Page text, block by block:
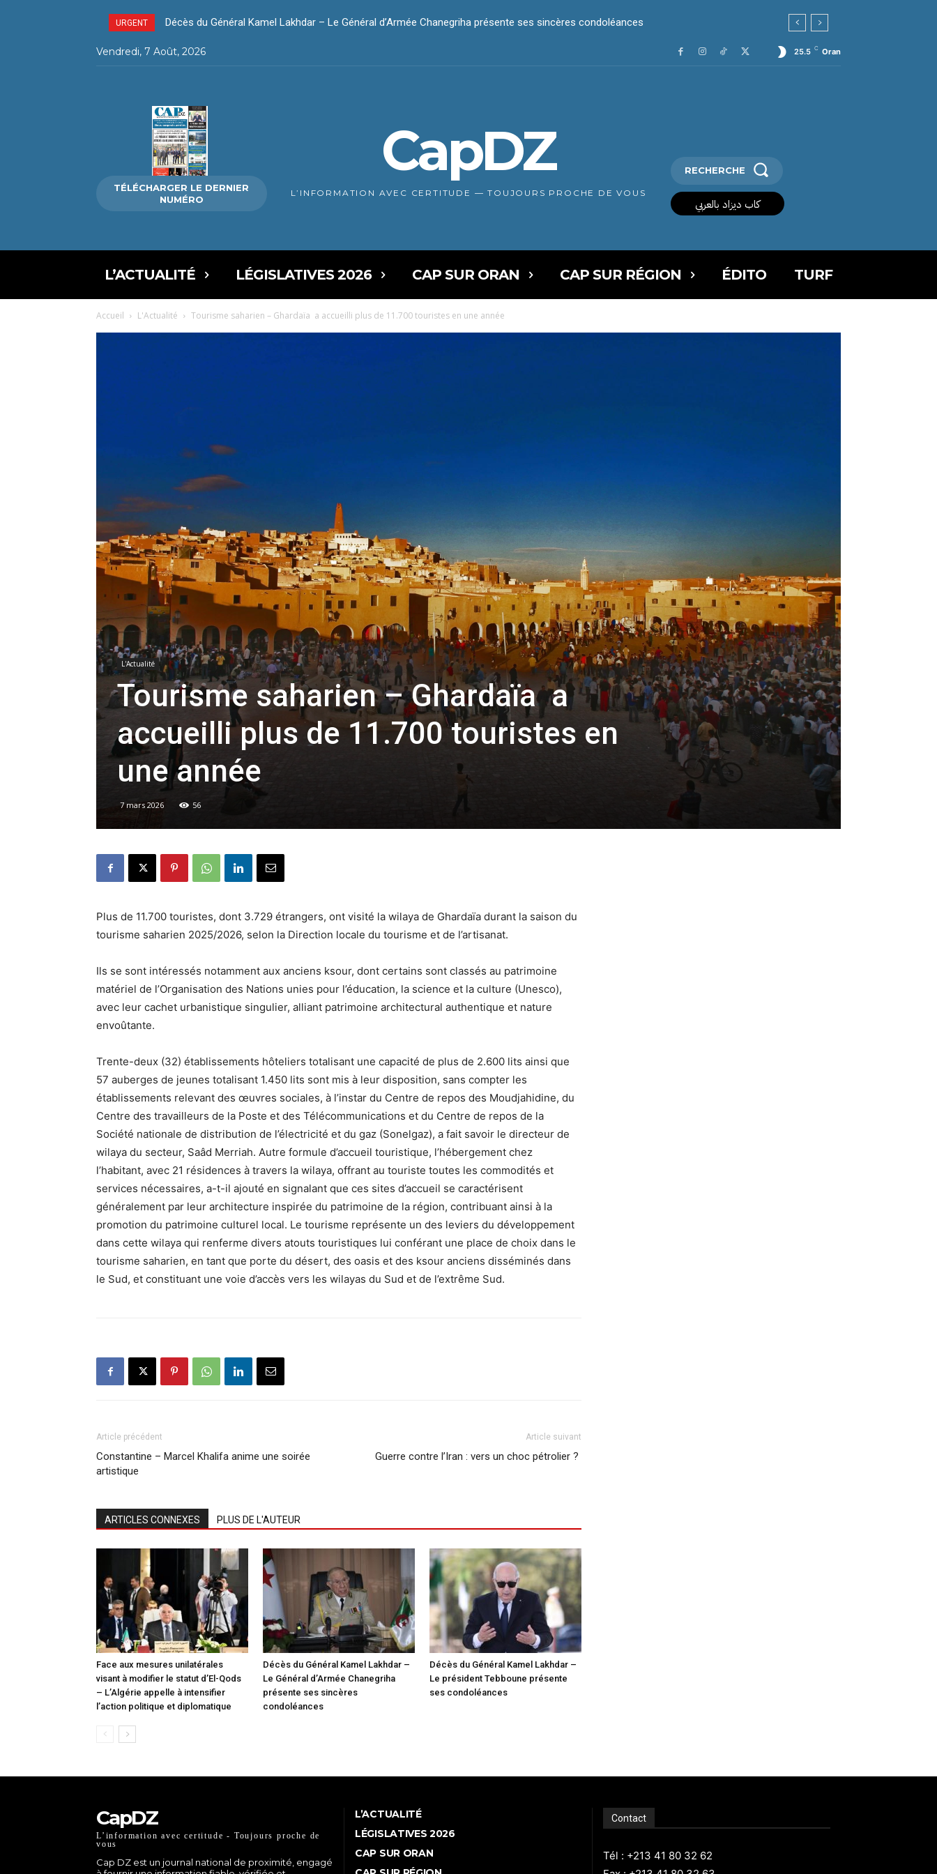
URGENT Décès du Général Kamel Lakhdar – Le Général d’Armée Chanegriha présente ses sincères condoléances
Décès du Général Kamel Lakhdar – Le président Tebboune présente ses condoléances
Vendredi, 7 Août, 2026 25.5 C Oran
TÉLÉCHARGER LE DERNIER
NUMÉRO
CapDZ
L’INFORMATION AVEC CERTITUDE — TOUJOURS PROCHE DE VOUS
RECHERCHE
كاب ديزاد بالعربي
L’ACTUALITÉ LÉGISLATIVES 2026 CAP SUR ORAN CAP SUR RÉGION ÉDITO TURF
Accueil L'Actualité Tourisme saharien – Ghardaïa a accueilli plus de 11.700 touristes en une année
L'Actualité
Tourisme saharien – Ghardaïa a
accueilli plus de 11.700 touristes en
une année
7 mars 2026 56
Plus de 11.700 touristes, dont 3.729 étrangers, ont visité la wilaya de Ghardaïa durant la saison du
tourisme saharien 2025/2026, selon la Direction locale du tourisme et de l’artisanat.
Ils se sont intéressés notamment aux anciens ksour, dont certains sont classés au patrimoine
matériel de l’Organisation des Nations unies pour l’éducation, la science et la culture (Unesco),
avec leur cachet urbanistique singulier, alliant patrimoine architectural authentique et nature
envoûtante.
Trente-deux (32) établissements hôteliers totalisant une capacité de plus de 2.600 lits ainsi que
57 auberges de jeunes totalisant 1.450 lits sont mis à leur disposition, sans compter les
établissements relevant des œuvres sociales, à l’instar du Centre de repos des Moudjahidine, du
Centre des travailleurs de la Poste et des Télécommunications et du Centre de repos de la
Société nationale de distribution de l’électricité et du gaz (Sonelgaz), a fait savoir le directeur de
wilaya du secteur, Saâd Merriah. Autre formule d’accueil touristique, l’hébergement chez
l’habitant, avec 21 résidences à travers la wilaya, offrant au touriste toutes les commodités et
services nécessaires, a-t-il ajouté en signalant que ces sites d’accueil se caractérisent
généralement par leur architecture inspirée du patrimoine de la région, contribuant ainsi à la
promotion du patrimoine culturel local. Le tourisme représente un des leviers du développement
dans cette wilaya qui renferme divers atouts touristiques lui conférant une place de choix dans le
tourisme saharien, en tant que porte du désert, des oasis et des ksour anciens disséminés dans
le Sud, et constituant une voie d’accès vers les wilayas du Sud et de l’extrême Sud.
Article précédent
Constantine – Marcel Khalifa anime une soirée
artistique
Article suivant
Guerre contre l’Iran : vers un choc pétrolier ?
ARTICLES CONNEXES PLUS DE L'AUTEUR
Face aux mesures unilatérales
visant à modifier le statut d’El-Qods
– L’Algérie appelle à intensifier
l’action politique et diplomatique
Décès du Général Kamel Lakhdar –
Le Général d’Armée Chanegriha
présente ses sincères
condoléances
Décès du Général Kamel Lakhdar –
Le président Tebboune présente
ses condoléances
CapDZ
L’information avec certitude - Toujours proche de
vous
Cap DZ est un journal national de proximité, engagé
L’ACTUALITÉ
LÉGISLATIVES 2026
CAP SUR ORAN
Contact
Tél : +213 41 80 32 62